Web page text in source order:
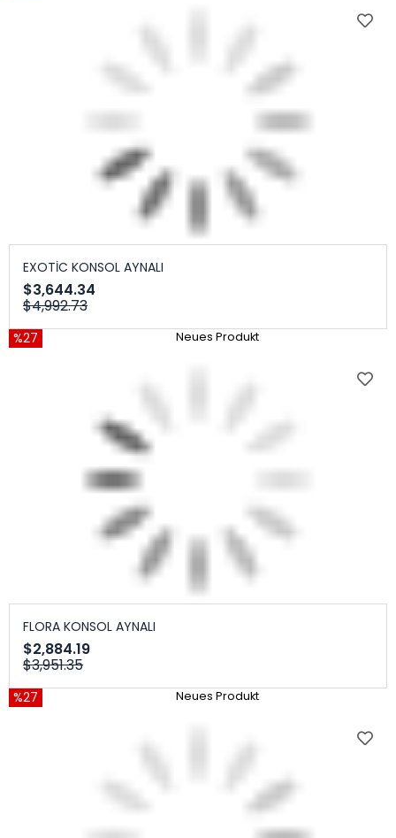
EXOTİC KONSOL AYNALI
$3,644.34
$4,992.73
%27 Neues Produkt
FLORA KONSOL AYNALI
$2,884.19
$3,951.35
%27 Neues Produkt